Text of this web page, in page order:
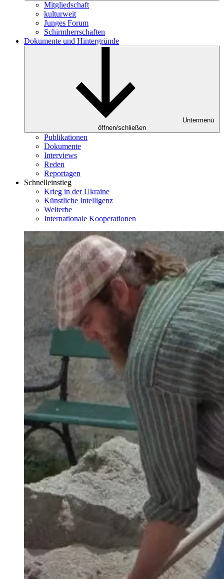
Mitgliedschaft
kulturweit
Junges Forum
Schirmherrschaften
Dokumente und Hintergründe
Untermenü
öffnen/schließen
Publikationen
Dokumente
Interviews
Reden
Reportagen
Schnelleinstieg
Krieg in der Ukraine
Künstliche Intelligenz
Welterbe
Internationale Kooperationen